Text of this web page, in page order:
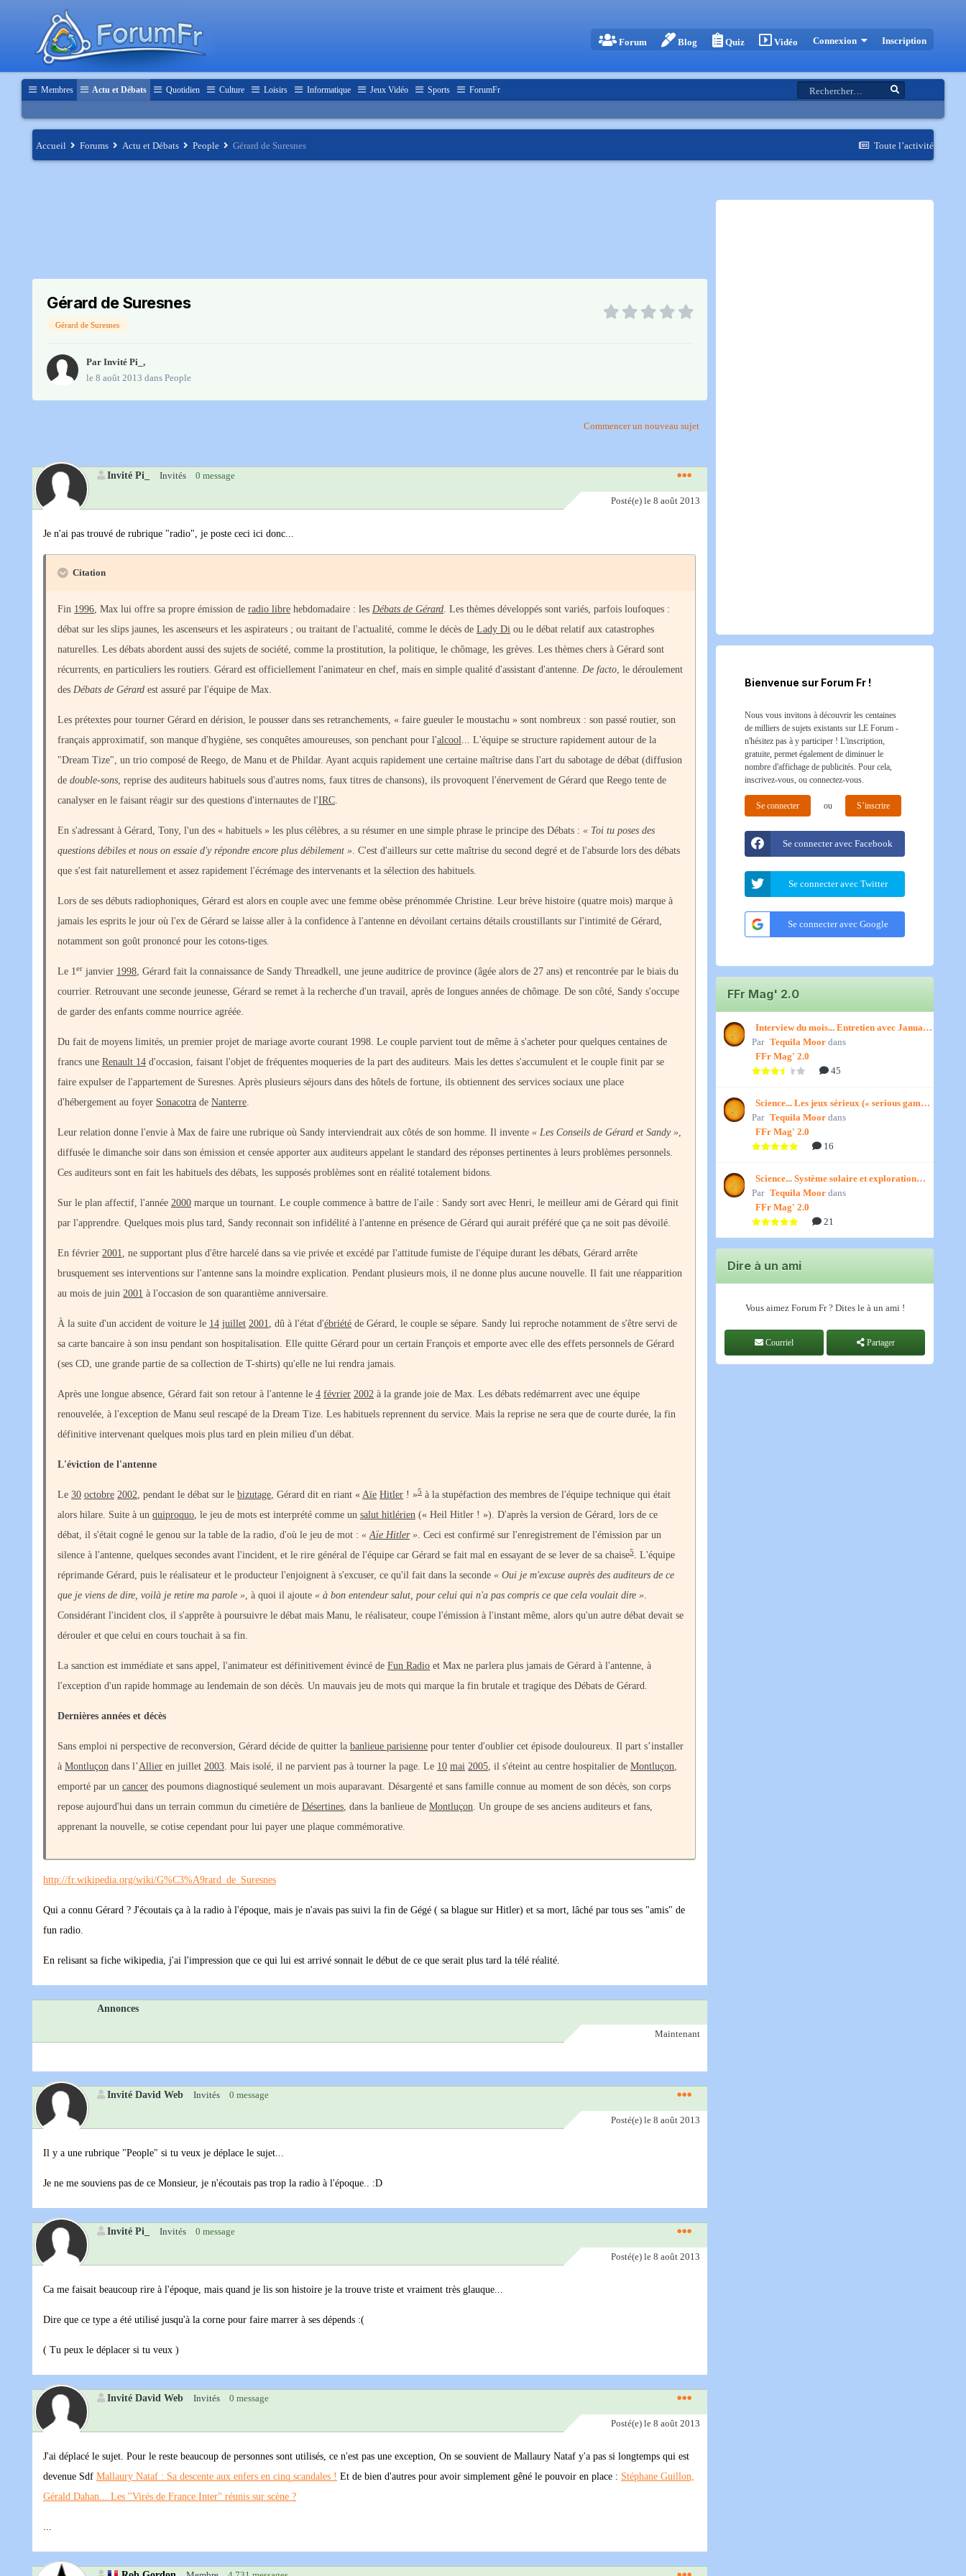
Forum Blog Quiz Vidéo Connexion Inscription
Membres Actu et Débats Quotidien Culture Loisirs Informatique Jeux Vidéo Sports ForumFr
Toute l’activité
Accueil Forums Actu et Débats People Gérard de Suresnes
Gérard de Suresnes
Gérard de Suresnes
Par Invité Pi_,
le 8 août 2013 dans People
Commencer un nouveau sujet
Invité Pi_ Invités 0 message
Posté(e) le 8 août 2013
Je n'ai pas trouvé de rubrique "radio", je poste ceci ici donc...
Citation
Fin 1996, Max lui offre sa propre émission de radio libre hebdomadaire : les Débats de Gérard. Les thèmes développés sont variés, parfois loufoques :
débat sur les slips jaunes, les ascenseurs et les aspirateurs ; ou traitant de l'actualité, comme le décès de Lady Di ou le débat relatif aux catastrophes
naturelles. Les débats abordent aussi des sujets de société, comme la prostitution, la politique, le chômage, les grèves. Les thèmes chers à Gérard sont
récurrents, en particuliers les routiers. Gérard est officiellement l'animateur en chef, mais en simple qualité d'assistant d'antenne. De facto, le déroulement
des Débats de Gérard est assuré par l'équipe de Max.
Les prétextes pour tourner Gérard en dérision, le pousser dans ses retranchements, « faire gueuler le moustachu » sont nombreux : son passé routier, son
français approximatif, son manque d'hygiène, ses conquêtes amoureuses, son penchant pour l'alcool... L'équipe se structure rapidement autour de la
"Dream Tize", un trio composé de Reego, de Manu et de Phildar. Ayant acquis rapidement une certaine maîtrise dans l'art du sabotage de débat (diffusion
de double-sons, reprise des auditeurs habituels sous d'autres noms, faux titres de chansons), ils provoquent l'énervement de Gérard que Reego tente de
canalyser en le faisant réagir sur des questions d'internautes de l'IRC.
En s'adressant à Gérard, Tony, l'un des « habituels » les plus célèbres, a su résumer en une simple phrase le principe des Débats : « Toi tu poses des
questions débiles et nous on essaie d'y répondre encore plus débilement ». C'est d'ailleurs sur cette maîtrise du second degré et de l'absurde lors des débats
que s'est fait naturellement et assez rapidement l'écrémage des intervenants et la sélection des habituels.
Lors de ses débuts radiophoniques, Gérard est alors en couple avec une femme obèse prénommée Christine. Leur brève histoire (quatre mois) marque à
jamais les esprits le jour où l'ex de Gérard se laisse aller à la confidence à l'antenne en dévoilant certains détails croustillants sur l'intimité de Gérard,
notamment son goût prononcé pour les cotons-tiges.
Le 1er janvier 1998, Gérard fait la connaissance de Sandy Threadkell, une jeune auditrice de province (âgée alors de 27 ans) et rencontrée par le biais du
courrier. Retrouvant une seconde jeunesse, Gérard se remet à la recherche d'un travail, après de longues années de chômage. De son côté, Sandy s'occupe
de garder des enfants comme nourrice agréée.
Du fait de moyens limités, un premier projet de mariage avorte courant 1998. Le couple parvient tout de même à s'acheter pour quelques centaines de
francs une Renault 14 d'occasion, faisant l'objet de fréquentes moqueries de la part des auditeurs. Mais les dettes s'accumulent et le couple finit par se
faire expulser de l'appartement de Suresnes. Après plusieurs séjours dans des hôtels de fortune, ils obtiennent des services sociaux une place
d'hébergement au foyer Sonacotra de Nanterre.
Leur relation donne l'envie à Max de faire une rubrique où Sandy interviendrait aux côtés de son homme. Il invente « Les Conseils de Gérard et Sandy »,
diffusée le dimanche soir dans son émission et censée apporter aux auditeurs appelant le standard des réponses pertinentes à leurs problèmes personnels.
Ces auditeurs sont en fait les habituels des débats, les supposés problèmes sont en réalité totalement bidons.
Sur le plan affectif, l'année 2000 marque un tournant. Le couple commence à battre de l'aile : Sandy sort avec Henri, le meilleur ami de Gérard qui finit
par l'apprendre. Quelques mois plus tard, Sandy reconnait son infidélité à l'antenne en présence de Gérard qui aurait préféré que ça ne soit pas dévoilé.
En février 2001, ne supportant plus d'être harcelé dans sa vie privée et excédé par l'attitude fumiste de l'équipe durant les débats, Gérard arrête
brusquement ses interventions sur l'antenne sans la moindre explication. Pendant plusieurs mois, il ne donne plus aucune nouvelle. Il fait une réapparition
au mois de juin 2001 à l'occasion de son quarantième anniversaire.
À la suite d'un accident de voiture le 14 juillet 2001, dû à l'état d'ébriété de Gérard, le couple se sépare. Sandy lui reproche notamment de s'être servi de
sa carte bancaire à son insu pendant son hospitalisation. Elle quitte Gérard pour un certain François et emporte avec elle des effets personnels de Gérard
(ses CD, une grande partie de sa collection de T-shirts) qu'elle ne lui rendra jamais.
Après une longue absence, Gérard fait son retour à l'antenne le 4 février 2002 à la grande joie de Max. Les débats redémarrent avec une équipe
renouvelée, à l'exception de Manu seul rescapé de la Dream Tize. Les habituels reprennent du service. Mais la reprise ne sera que de courte durée, la fin
définitive intervenant quelques mois plus tard en plein milieu d'un débat.
L'éviction de l'antenne
Le 30 octobre 2002, pendant le débat sur le bizutage, Gérard dit en riant « Aïe Hitler ! »5 à la stupéfaction des membres de l'équipe technique qui était
alors hilare. Suite à un quiproquo, le jeu de mots est interprété comme un salut hitlérien (« Heil Hitler ! »). D'après la version de Gérard, lors de ce
débat, il s'était cogné le genou sur la table de la radio, d'où le jeu de mot : «Aïe Hitler». Ceci est confirmé sur l'enregistrement de l'émission par un
silence à l'antenne, quelques secondes avant l'incident, et le rire général de l'équipe car Gérard se fait mal en essayant de se lever de sa chaise5. L'équipe
réprimande Gérard, puis le réalisateur et le producteur l'enjoignent à s'excuser, ce qu'il fait dans la seconde « Oui je m'excuse auprès des auditeurs de ce
que je viens de dire, voilà je retire ma parole », à quoi il ajoute « à bon entendeur salut, pour celui qui n'a pas compris ce que cela voulait dire ».
Considérant l'incident clos, il s'apprête à poursuivre le débat mais Manu, le réalisateur, coupe l'émission à l'instant même, alors qu'un autre débat devait se
dérouler et que celui en cours touchait à sa fin.
La sanction est immédiate et sans appel, l'animateur est définitivement évincé de Fun Radio et Max ne parlera plus jamais de Gérard à l'antenne, à
l'exception d'un rapide hommage au lendemain de son décès. Un mauvais jeu de mots qui marque la fin brutale et tragique des Débats de Gérard.
Dernières années et décès
Sans emploi ni perspective de reconversion, Gérard décide de quitter la banlieue parisienne pour tenter d'oublier cet épisode douloureux. Il part s’installer
à Montluçon dans l’Allier en juillet 2003. Mais isolé, il ne parvient pas à tourner la page. Le 10 mai 2005, il s'éteint au centre hospitalier de Montluçon,
emporté par un cancer des poumons diagnostiqué seulement un mois auparavant. Désargenté et sans famille connue au moment de son décès, son corps
repose aujourd'hui dans un terrain commun du cimetière de Désertines, dans la banlieue de Montluçon. Un groupe de ses anciens auditeurs et fans,
apprenant la nouvelle, se cotise cependant pour lui payer une plaque commémorative.
http://fr.wikipedia.org/wiki/G%C3%A9rard_de_Suresnes
Qui a connu Gérard ? J'écoutais ça à la radio à l'époque, mais je n'avais pas suivi la fin de Gégé ( sa blague sur Hitler) et sa mort, lâché par tous ses "amis" de
fun radio.
En relisant sa fiche wikipedia, j'ai l'impression que ce qui lui est arrivé sonnait le début de ce que serait plus tard la télé réalité.
Annonces
Maintenant
Invité David Web Invités 0 message
Posté(e) le 8 août 2013
Il y a une rubrique "People" si tu veux je déplace le sujet...
Je ne me souviens pas de ce Monsieur, je n'écoutais pas trop la radio à l'époque.. :D
Invité Pi_ Invités 0 message
Posté(e) le 8 août 2013
Ca me faisait beaucoup rire à l'époque, mais quand je lis son histoire je la trouve triste et vraiment très glauque...
Dire que ce type a été utilisé jusqu'à la corne pour faire marrer à ses dépends :(
( Tu peux le déplacer si tu veux )
Invité David Web Invités 0 message
Posté(e) le 8 août 2013
J'ai déplacé le sujet. Pour le reste beaucoup de personnes sont utilisés, ce n'est pas une exception, On se souvient de Mallaury Nataf y'a pas si longtemps qui est
devenue Sdf Mallaury Nataf : Sa descente aux enfers en cinq scandales ! Et de bien d'autres pour avoir simplement gêné le pouvoir en place : Stéphane Guillon,
Gérald Dahan... Les ''Virés de France Inter'' réunis sur scène ?
...
Bienvenue sur Forum Fr !
Nous vous invitons à découvrir les centaines
de milliers de sujets existants sur LE Forum -
n'hésitez pas à y participer ! L'inscription,
gratuite, permet également de diminuer le
nombre d'affichage de publicités. Pour cela,
inscrivez-vous, ou connectez-vous.
Se connecter ou S’inscrire
Se connecter avec Facebook
Se connecter avec Twitter
Se connecter avec Google
FFr Mag' 2.0
Interview du mois... Entretien avec January,
par Titenath
Par Tequila Moor dans
FFr Mag' 2.0
45
Science... Les jeux sérieux (« serious games
») par Jedino
Par Tequila Moor dans
FFr Mag' 2.0
16
Science... Système solaire et exploration
spatiale, par Jedino
Par Tequila Moor dans
FFr Mag' 2.0
21
Dire à un ami
Vous aimez Forum Fr ? Dites le à un ami !
Courriel Partager